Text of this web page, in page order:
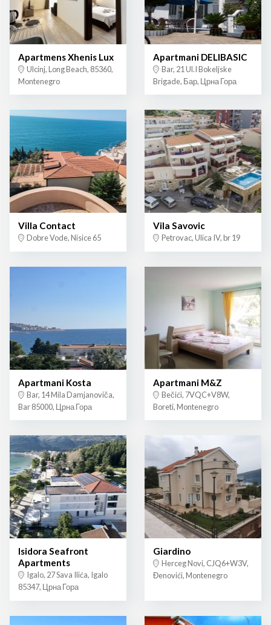
Apartmens Xhenis Lux
Ulcinj, Long Beach, 85360,
Montenegro
Apartmani DELIBASIC
Bar, 21 Ul.I Bokeljske
Brigade, Бар, Црна Гора
Villa Contact
Dobre Vode, Nisice 65
Vila Savovic
Petrovac, Ulica IV, br 19
Apartmani Kosta
Bar, 14 Mila Damjanoviča,
Bar 85000, Црна Гора
Apartmani M&Z
Bečići, 7VQC+V8W,
Boreti, Montenegro
Isidora Seafront
Apartments
Igalo, 27 Sava Ilića, Igalo
85347, Црна Гора
Giardino
Herceg Novi, CJQ6+W3V,
Đenovići, Montenegro